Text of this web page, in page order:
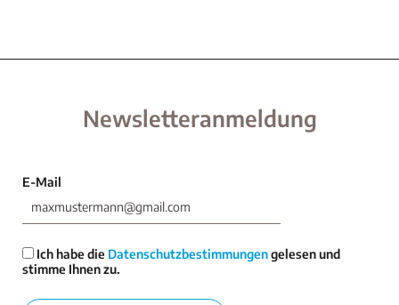
Newsletteranmeldung
E-Mail
Ich habe die Datenschutzbestimmungengelesen und
stimme Ihnen zu.